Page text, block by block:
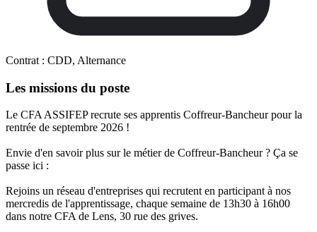
Contrat : CDD, Alternance
Les missions du poste
Le CFA ASSIFEP recrute ses apprentis Coffreur-Bancheur pour la
rentrée de septembre 2026 !
Envie d'en savoir plus sur le métier de Coffreur-Bancheur ? Ça se
passe ici :
Rejoins un réseau d'entreprises qui recrutent en participant à nos
mercredis de l'apprentissage, chaque semaine de 13h30 à 16h00
dans notre CFA de Lens, 30 rue des grives.